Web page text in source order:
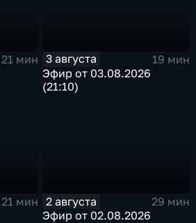
21 мин
3 августа
19 мин
Эфир от 03.08.2026
(21:10)
21 мин
2 августа
29 мин
Эфир от 02.08.2026